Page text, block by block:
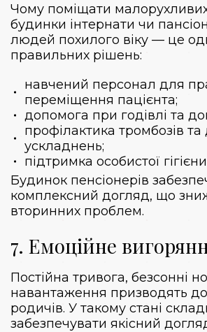
Чому поміщати
будинки інтернати чи
людей похилого віку — це
правильних рішень:
навчений персонал для
переміщення пацієнта;
допомога при годівлі та
профілактика тромбозів
ускладнень;
підтримка особистої
Будинок пенсіонерів
комплексний догляд, що
вторинних проблем.
7. Емоційне
Постійна тривога, безсонні
навантаження призводять
родичів. У такому стані
забезпечувати якісний